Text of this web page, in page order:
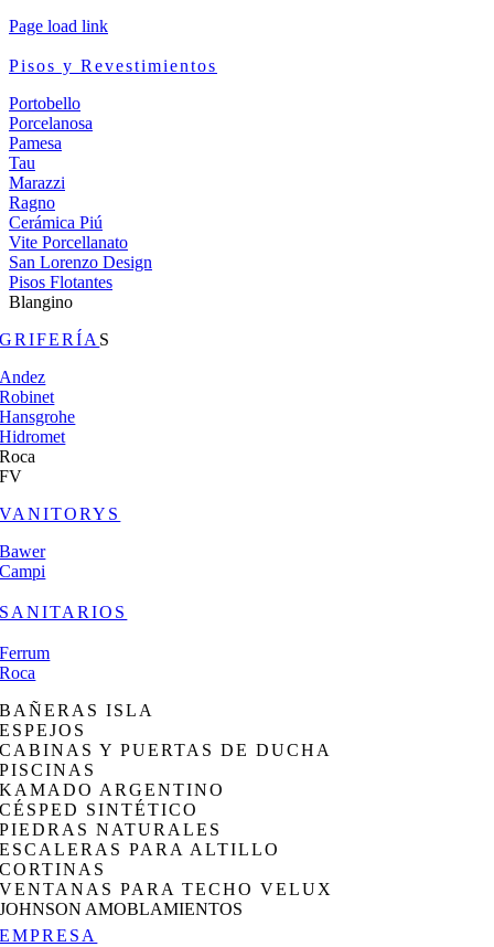
Page load link
Pisos y Revestimientos
Portobello
Porcelanosa
Pamesa
Tau
Marazzi
Ragno
Cerámica Piú
Vite Porcellanato
San Lorenzo Design
Pisos Flotantes
Blangino
GRIFERÍA S
Andez
Robinet
Hansgrohe
Hidromet
Roca
FV
VANITORYS
Bawer
Campi
SANITARIOS
Ferrum
Roca
BAÑERAS ISLA
ESPEJOS
CABINAS Y PUERTAS DE DUCHA
PISCINAS
KAMADO ARGENTINO
CÉSPED SINTÉTICO
PIEDRAS NATURALES
ESCALERAS PARA ALTILLO
CORTINAS
VENTANAS PARA TECHO VELUX
JOHNSON AMOBLAMIENTOS
EMPRESA